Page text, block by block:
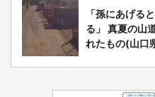
「孫にあげる
る」 真夏の山
れたもの(山口